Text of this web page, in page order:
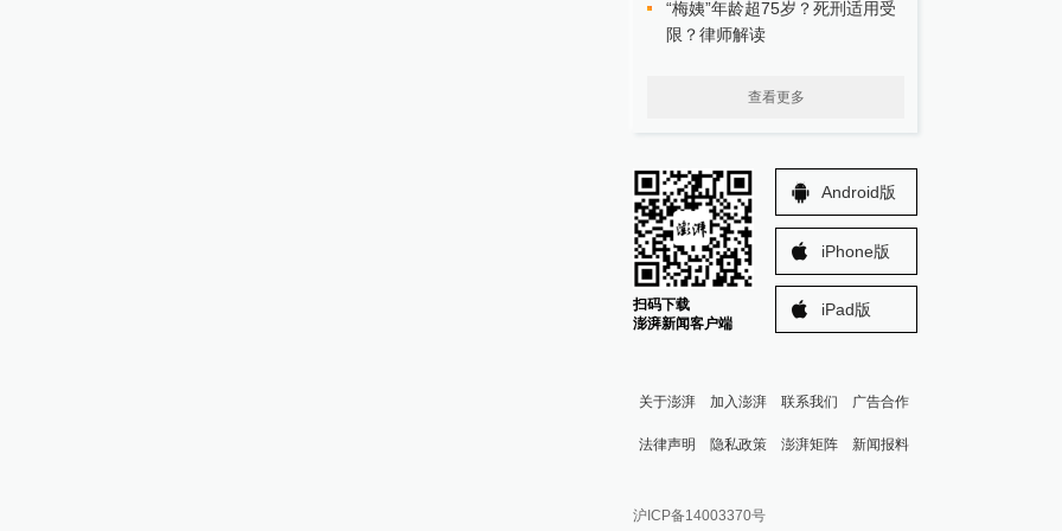
“梅姨”年龄超75岁？死刑适用受
限？律师解读
查看更多
扫码下载
澎湃新闻客户端
Android版
iPhone版
iPad版
关于澎湃 加入澎湃 联系我们 广告合作
法律声明 隐私政策 澎湃矩阵
澎湃新闻公众号
新闻报料
报料邮箱: news@thepaper.cn
沪ICP备14003370号